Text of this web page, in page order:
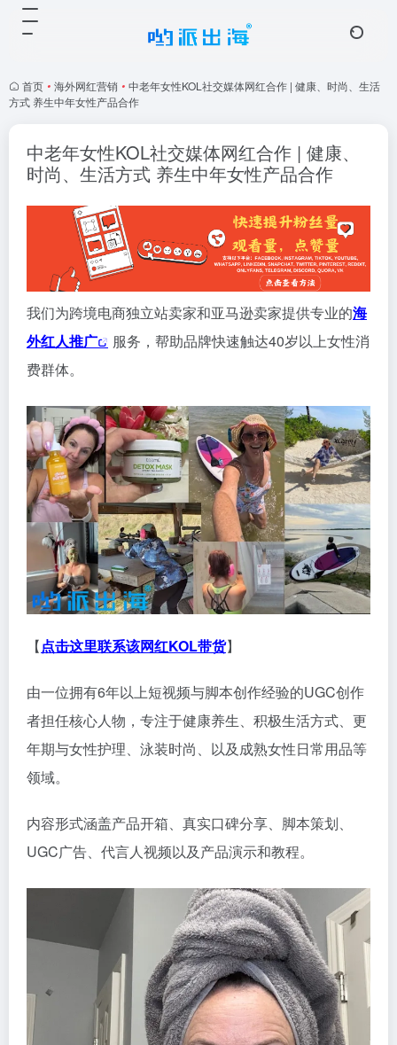
首页 • 海外网红营销 • 中老年女性KOL社交媒体网红合作 | 健康、时尚、生活
方式 养生中年女性产品合作
中老年女性KOL社交媒体网红合作 | 健康、
时尚、生活方式 养生中年女性产品合作
我们为跨境电商独立站卖家和亚马逊卖家提供专业的海
外红人推广
服务，帮助品牌快速触达40岁以上女性消
费群体。
【点击这里联系该网红KOL带货】
由一位拥有6年以上短视频与脚本创作经验的UGC创作
者担任核心人物，专注于健康养生、积极生活方式、更
年期与女性护理、泳装时尚、以及成熟女性日常用品等
领域。
内容形式涵盖产品开箱、真实口碑分享、脚本策划、
UGC广告、代言人视频以及产品演示和教程。